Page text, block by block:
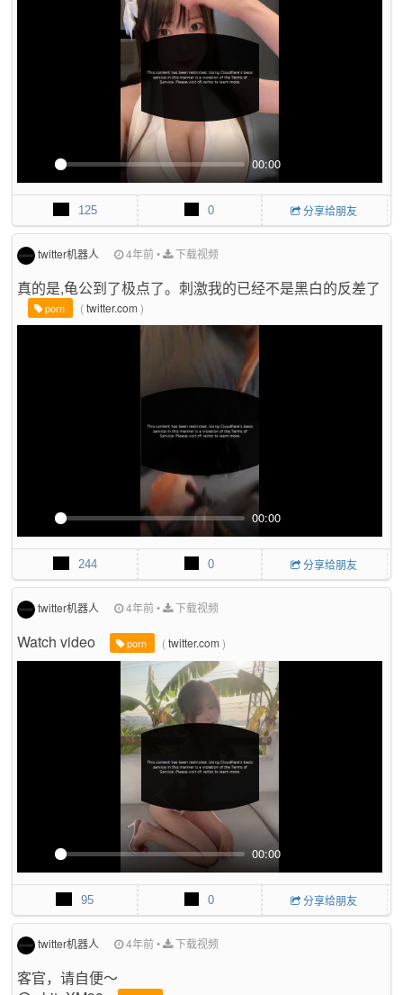
P
l
y
00:00
M
u
e
P
I
P
E
n
e
u
l
125 0 分享给朋友
twitter机器人 4年前• 下载视频
真的是,龟公到了极点了。刺激我的已经不是黑白的反差了
porn (twitter.com)
P
l
y
00:00
M
u
e
P
I
P
E
n
e
l
244 0 分享给朋友
twitter机器人 4年前• 下载视频
Watch video porn (twitter.com)
P
l
y
00:00
M
u
e
P
I
P
E
n
e
95 0 分享给朋友
twitter机器人 4年前• 下载视频
客官，请自便～